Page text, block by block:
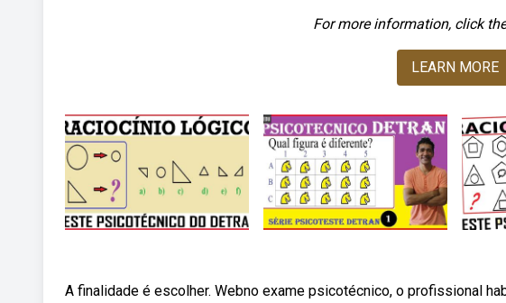
For more information, click
LEARN MORE
A finalidade é escolher. Webno exame psicotécnico, o profissional